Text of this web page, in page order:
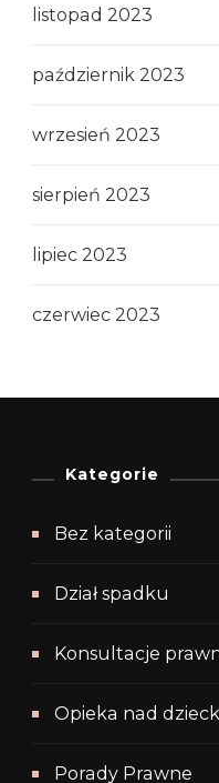
listopad 2023
październik 2023
wrzesień 2023
sierpień 2023
lipiec 2023
czerwiec 2023
Kategorie
Bez kategorii
Dział spadku
Konsultacje
Opieka nad
Porady Prawne